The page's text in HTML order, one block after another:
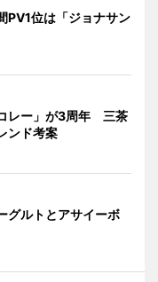
PV1位は「ジョナサン
レー」が3周年 三茶
ンド考案
グルトとアサイーボ